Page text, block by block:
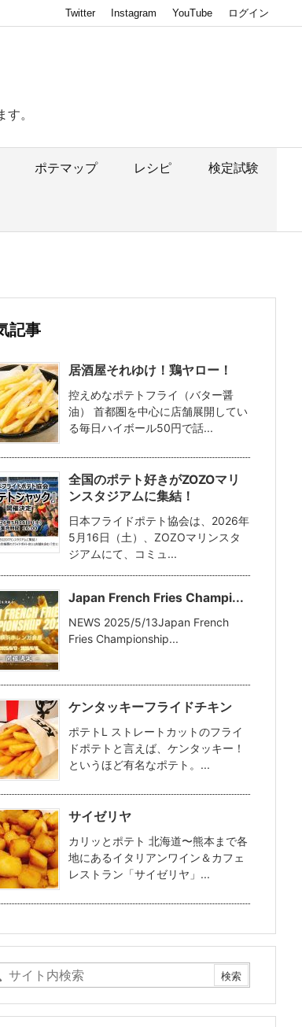
。
ポテマップ レシピ 検定試験
Twitter Instagram YouTube ログイン
記事
居酒屋それゆけ！鶏ヤロー！
控えめなポテトフライ（バター醤
油） 首都圏を中心に店舗展開してい
る毎日ハイボール50円で話...
全国のポテト好きがZOZOマリ
ンスタジアムに集結！
日本フライドポテト協会は、2026年
5月16日（土）、ZOZOマリンスタ
ジアムにて、コミュ...
Japan French Fries Champi...
NEWS 2025/5/13Japan French
Fries Championship...
ケンタッキーフライドチキン
ポテトL ストレートカットのフライ
ドポテトと言えば、ケンタッキー！
というほど有名なポテト。...
サイゼリヤ
カリッとポテト 北海道〜熊本まで各
地にあるイタリアンワイン＆カフェ
レストラン「サイゼリヤ」...